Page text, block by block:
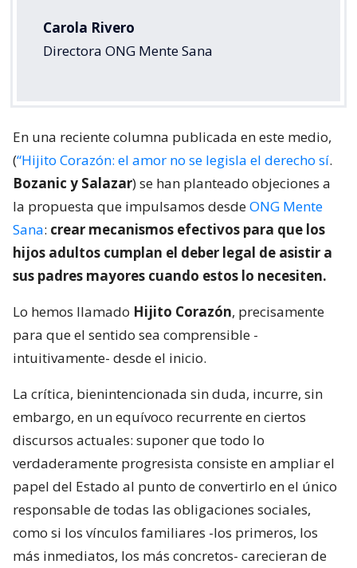
Carola Rivero
Directora ONG Mente Sana
En una reciente columna publicada en este medio,
(“Hijito Corazón: el amor no se legisla el derecho sí.
Bozanic y Salazar) se han planteado objeciones a
la propuesta que impulsamos desdeONG Mente
Sana: crear mecanismos efectivos para que los
hijos adultos cumplan el deber legal de asistir a
sus padres mayores cuando estos lo necesiten.
Lo hemos llamado Hijito Corazón, precisamente
para que el sentido sea comprensible -
intuitivamente- desde el inicio.
La crítica, bienintencionada sin duda, incurre, sin
embargo, en un equívoco recurrente en ciertos
discursos actuales: suponer que todo lo
verdaderamente progresista consiste en ampliar el
papel del Estado al punto de convertirlo en el único
responsable de todas las obligaciones sociales,
como si los vínculos familiares -los primeros, los
más inmediatos, los más concretos- carecieran de